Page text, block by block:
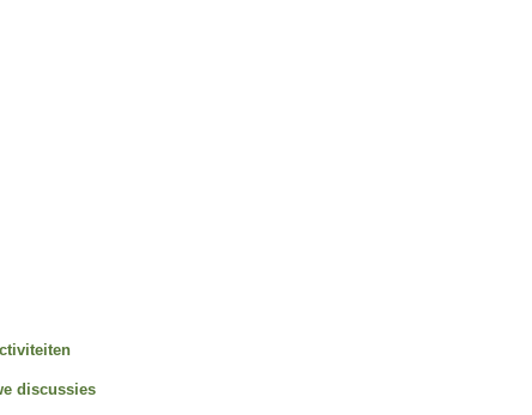
discussies